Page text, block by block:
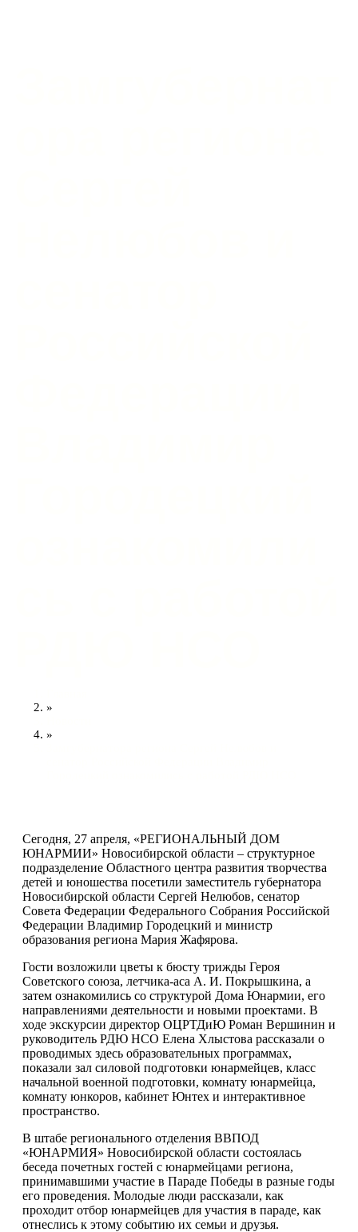
»
»
Сегодня, 27 апреля, «РЕГИОНАЛЬНЫЙ ДОМ
ЮНАРМИИ» Новосибирской области – структурное
подразделение Областного центра развития творчества
детей и юношества посетили заместитель губернатора
Новосибирской области Сергей Нелюбов, сенатор
Совета Федерации Федерального Собрания Российской
Федерации Владимир Городецкий и министр
образования региона Мария Жафярова.
Гости возложили цветы к бюсту трижды Героя
Советского союза, летчика-аса А. И. Покрышкина, а
затем ознакомились со структурой Дома Юнармии, его
направлениями деятельности и новыми проектами. В
ходе экскурсии директор ОЦРТДиЮ Роман Вершинин и
руководитель РДЮ НСО Елена Хлыстова рассказали о
проводимых здесь образовательных программах,
показали зал силовой подготовки юнармейцев, класс
начальной военной подготовки, комнату юнармейца,
комнату юнкоров, кабинет Юнтех и интерактивное
пространство.
В штабе регионального отделения ВВПОД
«ЮНАРМИЯ» Новосибирской области состоялась
беседа почетных гостей с юнармейцами региона,
принимавшими участие в Параде Победы в разные годы
его проведения. Молодые люди рассказали, как
проходит отбор юнармейцев для участия в параде, как
отнеслись к этому событию их семьи и друзья.